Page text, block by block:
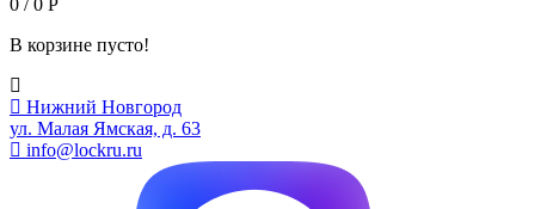
0 / 0 Р
В корзине пусто!
Нижний Новгород
ул. Малая Ямская, д. 63
info@lockru.ru